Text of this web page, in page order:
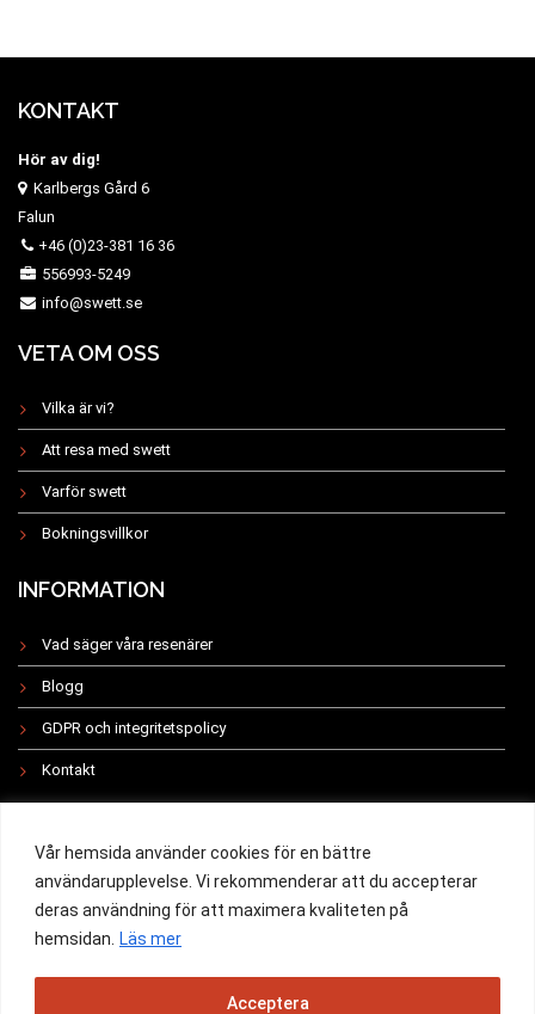
Vår hemsida använder cookies för en bättre
användarupplevelse. Vi rekommenderar att du accepterar
deras användning för att maximera kvaliteten på
hemsidan. Läs mer
Acceptera
KONTAKT
Hör av dig!
Karlbergs Gård 6
Falun
+46 (0)23-381 16 36
556993-5249
info@swett.se
VETA OM OSS
Vilka är vi?
Att resa med swett
Varför swett
Bokningsvillkor
INFORMATION
Vad säger våra resenärer
Blogg
GDPR och integritetspolicy
Kontakt